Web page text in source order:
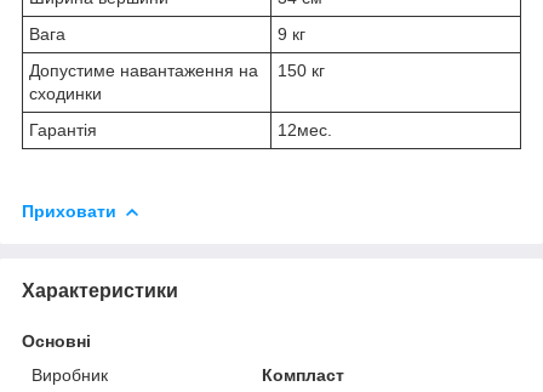
Вага
9 кг
Допустиме навантаження на
сходинки
150 кг
Гарантія 12мес.
Приховати
Характеристики
Основні
Виробник
Компласт